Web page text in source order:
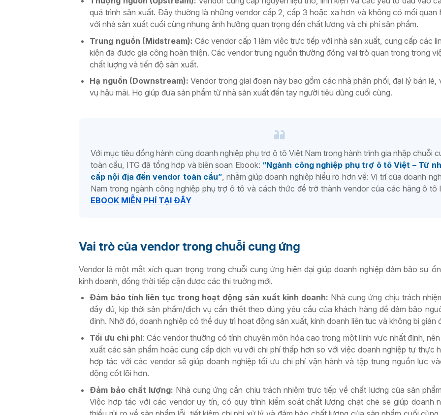
quá trình sản xuất. Đây thường là những vendor cấp 2, cấp 3 hoặc xa hơn và không có mối quan
với nhà sản xuất cuối cùng nhưng ảnh hưởng quan trọng đến chất lượng và chi phí sản phẩm.
Trung nguồn (Midstream): Các vendor cấp 1 làm việc trực tiếp với nhà sản xuất, cung cấp các
kiện đã được gia công hoàn thiện. Các vendor trung nguồn thường đóng vai trò quan trọng trong
chất lượng và tiến độ sản xuất.
Hạ nguồn (Downstream): Vendor trong giai đoạn này bao gồm các nhà phân phối, đại lý bán lẻ,
vụ hậu mãi. Họ giúp đưa sản phẩm từ nhà sản xuất đến tay người tiêu dùng cuối cùng.
Với mục tiêu đồng hành cùng doanh nghiệp phụ trợ ô tô Việt Nam trong hành trình gia nhập chuỗi
toàn cầu, ITG đã tổng hợp và biên soạn Ebook: “Ngành công nghiệp phụ trợ ô tô Việt – Từ
cấp nội địa đến vendor toàn cầu” , nhằm giúp doanh nghiệp hiểu rõ hơn về: Vị trí của doanh
Nam trong ngành công nghiệp phụ trợ ô tô và cách thức để trở thành vendor của các hãng ô
EBOOK MIỄN PHÍ TẠI ĐÂY
Vai trò của vendor trong chuỗi cung ứng
Vendor là một mắt xích quan trọng trong chuỗi cung ứng hiện đại giúp doanh nghiệp đảm bảo sự
kinh doanh, đồng thời tiếp cận được các thị trường mới.
Đảm bảo tính liên tục trong hoạt động sản xuất kinh doanh: Nhà cung ứng chịu trách
đầy đủ, kịp thời sản phẩm/dịch vụ cần thiết theo đúng yêu cầu của khách hàng để đảm bảo
định. Nhờ đó, doanh nghiệp có thể duy trì hoạt động sản xuất, kinh doanh liên tục và không bị gián
Tối ưu chi phí: Các vendor thường có tính chuyên môn hóa cao trong một lĩnh vực nhất định,
xuất các sản phẩm hoặc cung cấp dịch vụ với chi phí thấp hơn so với việc doanh nghiệp tự thực
hợp tác với các vendor sẽ giúp doanh nghiệp tối ưu chi phí vận hành và tập trung nguồn lực
động cốt lõi hơn.
Đảm bảo chất lượng: Nhà cung ứng cần chịu trách nhiệm trực tiếp về chất lượng của sản
Việc hợp tác với các vendor uy tín, có quy trình kiểm soát chất lượng chặt chẽ sẽ giúp doanh